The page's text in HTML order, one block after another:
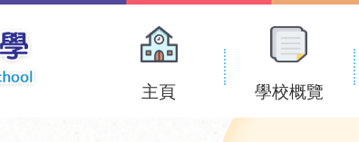
Main
navigation
主頁 學校概覽